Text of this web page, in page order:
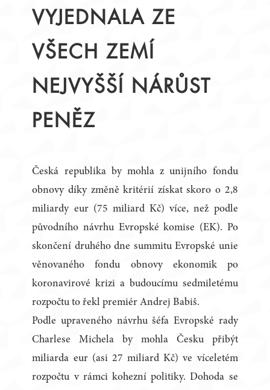
VYJEDNALA ZE
VŠECH ZEMÍ
NEJVYŠŠÍ NÁRŮST
PENĚZ
Česká republika by mohla z unijního fondu
obnovy díky změně kritérií získat skoro o 2,8
miliardy eur (75 miliard Kč) více, než podle
původního návrhu Evropské komise (EK). Po
skončení druhého dne summitu Evropské unie
věnovaného fondu obnovy ekonomik po
koronavirové krizi a budoucímu sedmiletému
rozpočtu to řekl premiér Andrej Babiš.
Podle upraveného návrhu šéfa Evropské rady
Charlese Michela by mohla Česku přibýt
miliarda eur (asi 27 miliard Kč) ve víceletém
rozpočtu v rámci kohezní politiky. Dohoda se